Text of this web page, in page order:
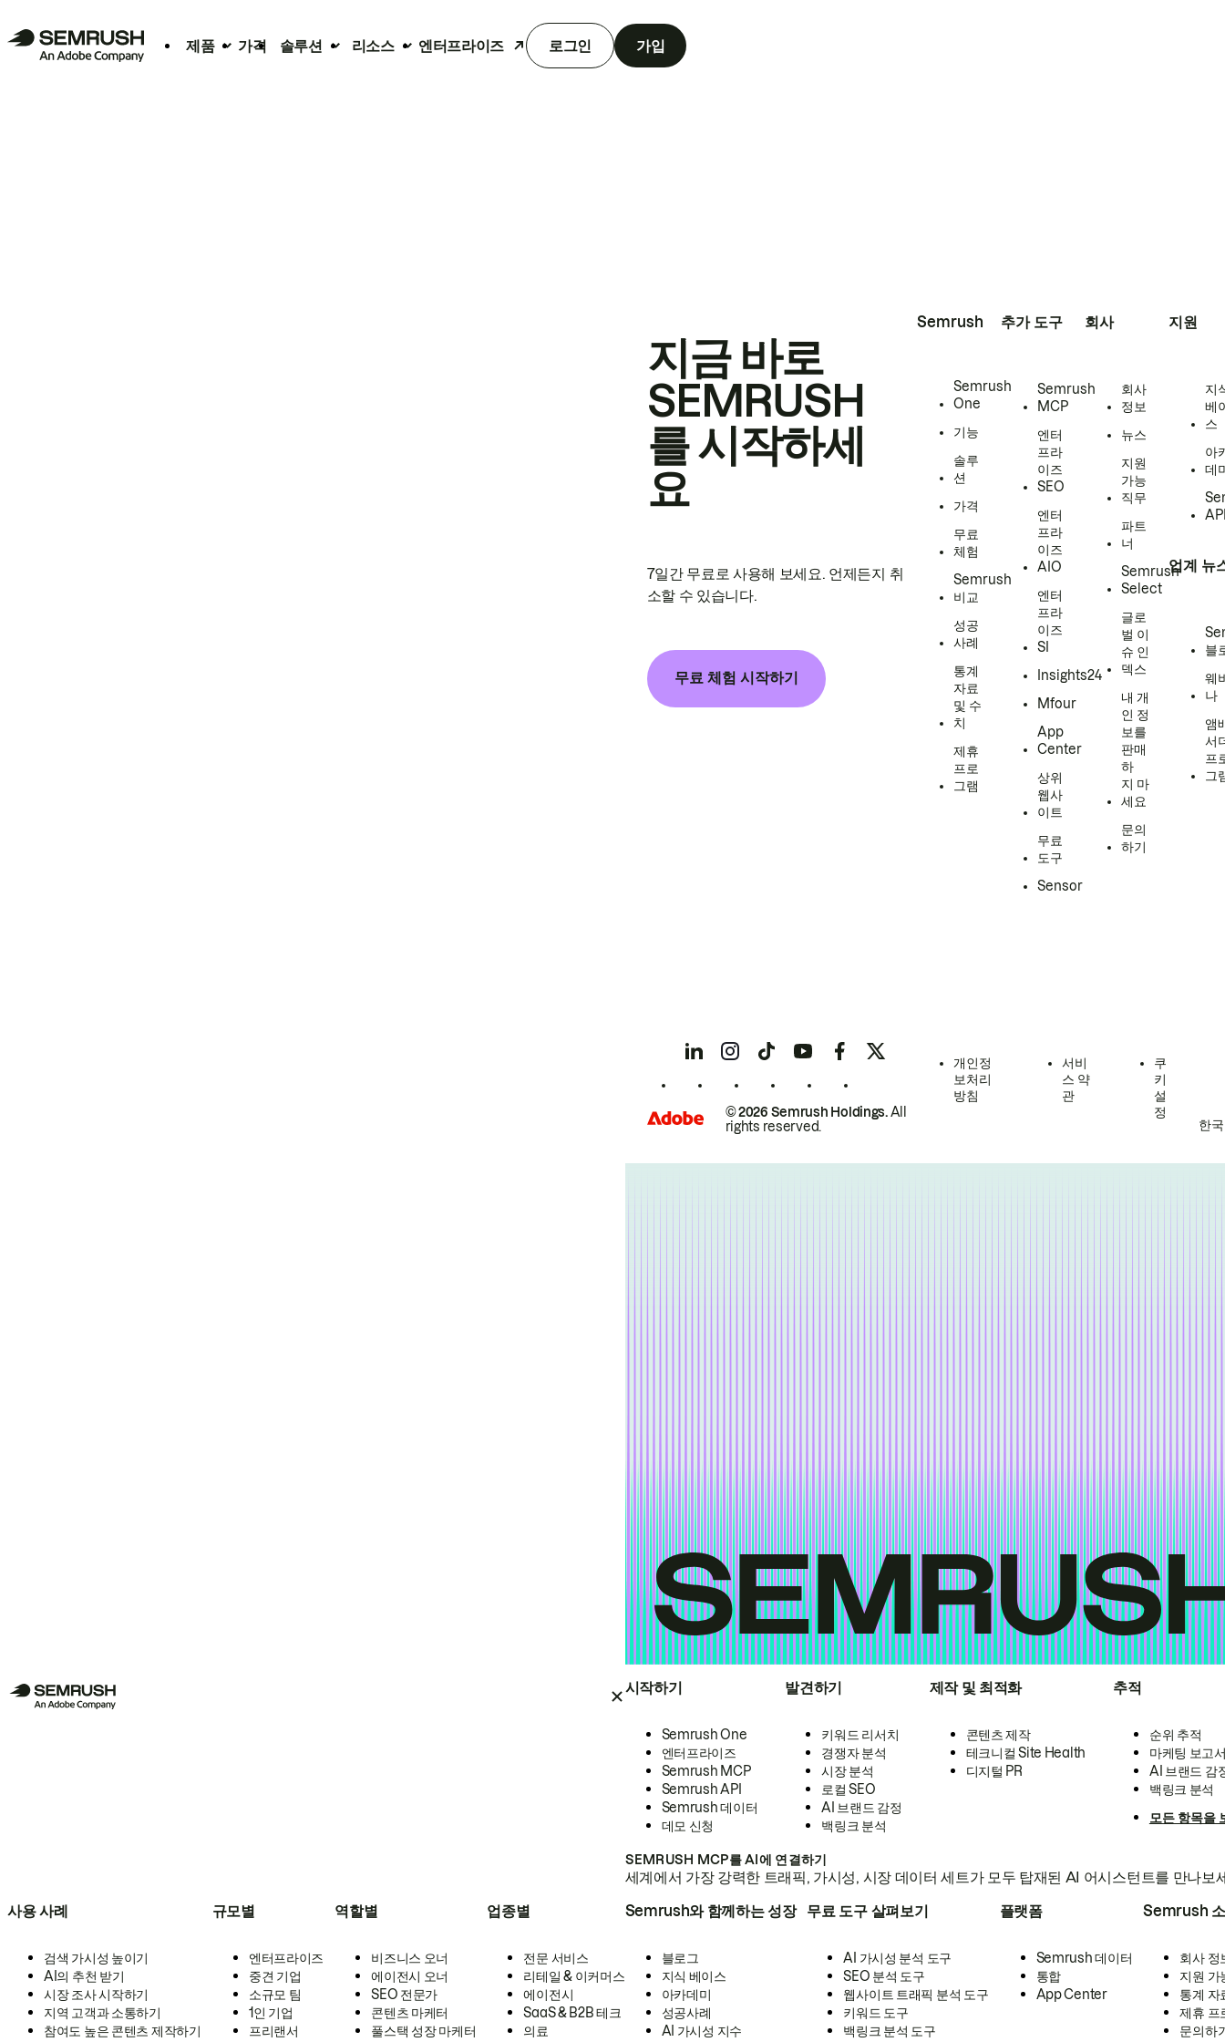
제품 가격 솔루션 리소스 엔터프라이즈 로그인 가입
시작하기
Semrush One
엔터프라이즈
Semrush MCP
Semrush API
Semrush 데이터
데모 신청
발견하기
키워드 리서치
경쟁자 분석
시장 분석
로컬 SEO
AI 브랜드 감정
백링크 분석
제작 및 최적화
콘텐츠 제작
테크니컬 Site Health
디지털 PR
추적
순위 추적
마케팅 보고
AI 브랜드 감
백링크 분석
모든 항목을
SEMRUSH MCP를 AI에 연결하기
세계에서 가장 강력한 트래픽, 가시성, 시장 데이터 세트가 모두 탑재된 AI 어시스턴트를 만나보
사용 사례
검색 가시성 높이기
AI의 추천 받기
시장 조사 시작하기
지역 고객과 소통하기
참여도 높은 콘텐츠 제작하기
규모별
엔터프라이즈
중견 기업
소규모 팀
1인 기업
프리랜서
역할별
비즈니스 오너
에이전시 오너
SEO 전문가
콘텐츠 마케터
풀스택 성장 마케터
업종별
전문 서비스
리테일 & 이커머스
에이전시
SaaS & B2B 테크
의료
Semrush와 함께하는 성장
블로그
지식 베이스
아카데미
성공사례
AI 가시성 지수
무료 도구 살펴보기
AI 가시성 분석 도구
SEO 분석 도구
웹사이트 트래픽 분석 도구
키워드 도구
백링크 분석 도구
플랫폼
Semrush 데이터
통합
App Center
Semrush
회사 정
지원 가
통계 자
제휴 프
문의하
지금 바로
SEMRUSH
를 시작하세
요
7일간 무료로 사용해 보세요. 언제든지 취
소할 수 있습니다.
무료 체험 시작하기
Semrush
Semrush
One
기능
솔루
션
가격
무료
체험
Semrush
비교
성공
사례
통계
자료
및 수
치
제휴
프로
그램
추가 도구
Semrush
MCP
엔터
프라
이즈
SEO
엔터
프라
이즈
AIO
엔터
프라
이즈
SI
Insights24
Mfour
App
Center
상위
웹사
이트
무료
도구
Sensor
회사
회사
정보
뉴스
지원
가능
직무
파트
너
Semrush
Select
글로
벌 이
슈 인
덱스
내 개
인 정
보를
판매
하
지 마
세요
문의
하기
지원
지
베
스
아
데
업계 뉴
블
웨
나
앰
서
프
그
© 2026 Semrush Holdings.All
rights reserved.
개인정
보처리
방침
서비
스 약
관
쿠
키
설
정
한